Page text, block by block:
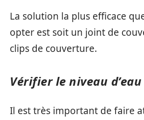
La solution la plus efficace
opter est soit un joint de
clips de couverture.
Vérifier le niveau d’eau
Il est très important de faire